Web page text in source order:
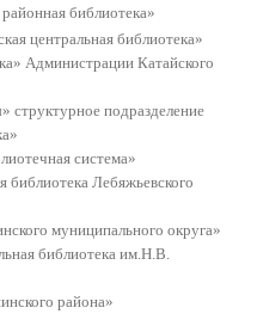
библиотека»
центральная библиотека»
Администрации Катайского
подразделение
система»
Лебяжьевского
муниципального округа»
библиотека им.Н.В.
района»